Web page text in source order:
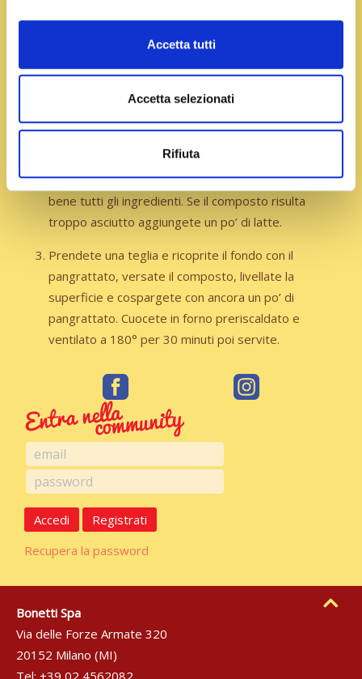
Accetta tutti
Accetta selezionati
Rifiuta
Tritate finemente le zucchine e trifolatele in una
padella con poco olio. Aggiungete il porro
spegnete il fuoco e lasciate raffreddare in una
ciotola.
Unite la mozzarella a dadini, la mortadella, le uova,
lo zafferano e mescolate in modo da amalgamare
bene tutti gli ingredienti. Se il composto risulta
troppo asciutto aggiungete un po’ di latte.
Prendete una teglia e ricoprite il fondo con il
pangrattato, versate il composto, livellate la
superficie e cospargete con ancora un po’ di
pangrattato. Cuocete in forno preriscaldato e
ventilato a 180° per 30 minuti poi servite.
Accedi
Registrati
Recupera la password
Bonetti Spa
Via delle Forze Armate 320
20152 Milano (MI)
Tel: +39 02 4562082